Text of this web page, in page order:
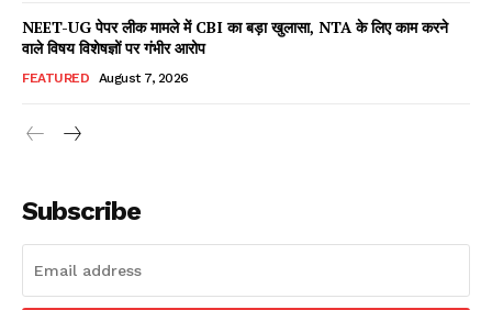
Read Latest News on AIN
NEET-UG पेपर लीक मामले में CBI का बड़ा खुलासा, NTA के लिए काम करने
वाले विषय विशेषज्ञों पर गंभीर आरोप
FEATURED August 7, 2026
Subscribe